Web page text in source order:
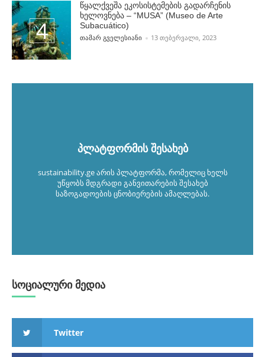
წყალქვეშა ეკოსისტემების გადარჩენის
ხელოვნება – “MUSA” (Museo de Arte
Subacuático)
POSTED BY
ᲗᲐᲛᲐᲠ ᲒᲕᲔᲚᲔᲡᲘᲐᲜᲘ 13 ᲗᲔᲑᲔᲠᲕᲐᲚᲘ, 2023
პლატფორმის შესახებ
sustainability.ge არის პლატფორმა, რომელიც ხელს
უწყობს მდგრადი განვითარების შესახებ
საზოგადოების ცნობიერების ამაღლებას.
სოციალური მედია
Twitter